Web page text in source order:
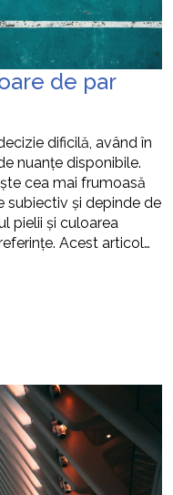
de par
dificilă, având în
nuanțe disponibile.
cea mai frumoasă
subiectiv și depinde de
pielii și culoarea
Acest articol…